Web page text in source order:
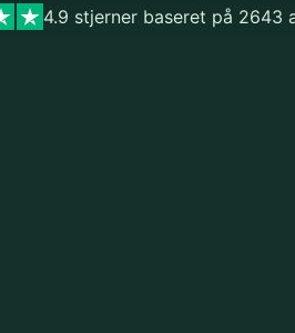
4.9 stjerner baseret på 2643